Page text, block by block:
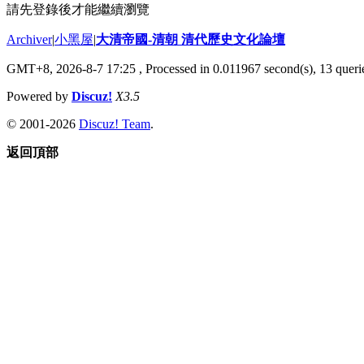
請先登錄後才能繼續瀏覽
Archiver|小黑屋|大清帝國-清朝 清代歷史文化論壇
GMT+8, 2026-8-7 17:25 , Processed in 0.011967 second(s), 13
Powered by Discuz! X3.5
© 2001-2026 Discuz! Team.
返回頂部